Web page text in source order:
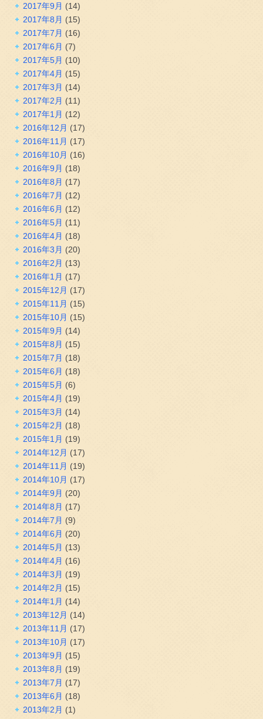
2017年9月 (14)
2017年8月 (15)
2017年7月 (16)
2017年6月 (7)
2017年5月 (10)
2017年4月 (15)
2017年3月 (14)
2017年2月 (11)
2017年1月 (12)
2016年12月 (17)
2016年11月 (17)
2016年10月 (16)
2016年9月 (18)
2016年8月 (17)
2016年7月 (12)
2016年6月 (12)
2016年5月 (11)
2016年4月 (18)
2016年3月 (20)
2016年2月 (13)
2016年1月 (17)
2015年12月 (17)
2015年11月 (15)
2015年10月 (15)
2015年9月 (14)
2015年8月 (15)
2015年7月 (18)
2015年6月 (18)
2015年5月 (6)
2015年4月 (19)
2015年3月 (14)
2015年2月 (18)
2015年1月 (19)
2014年12月 (17)
2014年11月 (19)
2014年10月 (17)
2014年9月 (20)
2014年8月 (17)
2014年7月 (9)
2014年6月 (20)
2014年5月 (13)
2014年4月 (16)
2014年3月 (19)
2014年2月 (15)
2014年1月 (14)
2013年12月 (14)
2013年11月 (17)
2013年10月 (17)
2013年9月 (15)
2013年8月 (19)
2013年7月 (17)
2013年6月 (18)
2013年2月 (1)